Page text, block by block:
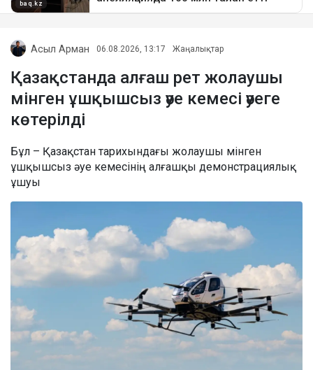
Асыл Арман 06.08.2026, 13:17 Жаңалықтар
Қазақстанда алғаш рет жолаушы
мінген ұшқышсыз әуе кемесі әуеге
көтерілді
Бұл – Қазақстан тарихындағы жолаушы мінген
ұшқышсыз әуе кемесінің алғашқы демонстрациялық
ұшуы